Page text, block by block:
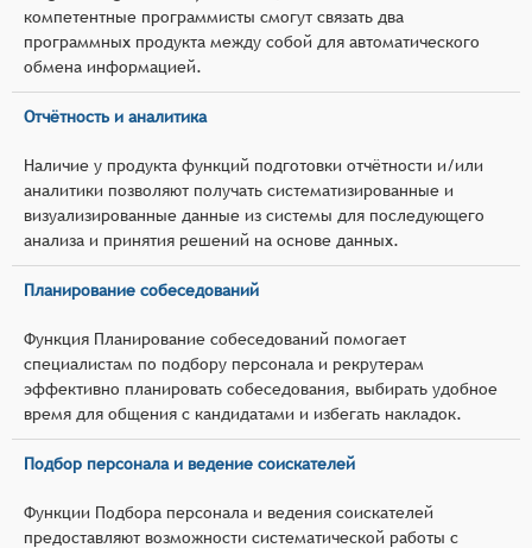
компетентные программисты смогут связать два
программных продукта между собой для автоматического
обмена информацией.
Отчётность и аналитика
Наличие у продукта функций подготовки отчётности и/или
аналитики позволяют получать систематизированные и
визуализированные данные из системы для последующего
анализа и принятия решений на основе данных.
Планирование собеседований
Функция Планирование собеседований помогает
специалистам по подбору персонала и рекрутерам
эффективно планировать собеседования, выбирать удобное
время для общения с кандидатами и избегать накладок.
Подбор персонала и ведение соискателей
Функции Подбора персонала и ведения соискателей
предоставляют возможности систематической работы с